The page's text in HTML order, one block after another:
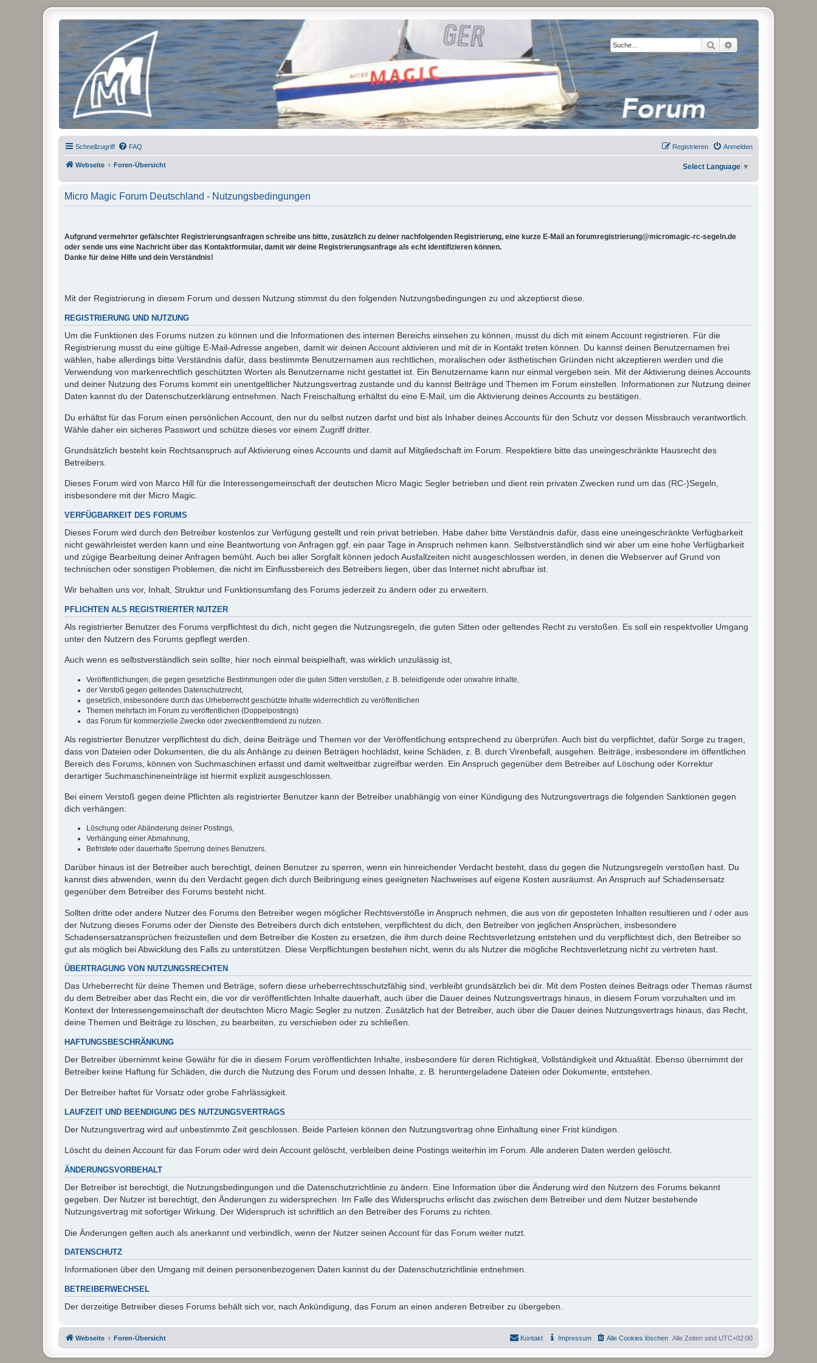
Suche Erweiterte Suche
Micro Magic Forum Deutschland
Schnellzugriff FAQ Anmelden
Registrieren
Webseite Foren-Übersicht Select Language ▼
Micro Magic Forum Deutschland - Nutzungsbedingungen
Aufgrund vermehrter gefälschter Registrierungsanfragen schreibe uns bitte, zusätzlich zu deiner nachfolgenden Registrierung, eine kurze E-Mail an forumregistrierung@micromagic-rc-segeln.de
oder sende uns eine Nachricht über das Kontaktformular, damit wir deine Registrierungsanfrage als echt identifizieren können.
Danke für deine Hilfe und dein Verständnis!
Mit der Registrierung in diesem Forum und dessen Nutzung stimmst du den folgenden Nutzungsbedingungen zu und akzeptierst diese.
REGISTRIERUNG UND NUTZUNG
Um die Funktionen des Forums nutzen zu können und die Informationen des internen Bereichs einsehen zu können, musst du dich mit einem Account registrieren. Für die
Registrierung musst du eine gültige E-Mail-Adresse angeben, damit wir deinen Account aktivieren und mit dir in Kontakt treten können. Du kannst deinen Benutzernamen frei
wählen, habe allerdings bitte Verständnis dafür, dass bestimmte Benutzernamen aus rechtlichen, moralischen oder ästhetischen Gründen nicht akzeptieren werden und die
Verwendung von markenrechtlich geschützten Worten als Benutzername nicht gestattet ist. Ein Benutzername kann nur einmal vergeben sein. Mit der Aktivierung deines Accounts
und deiner Nutzung des Forums kommt ein unentgeltlicher Nutzungsvertrag zustande und du kannst Beiträge und Themen im Forum einstellen. Informationen zur Nutzung deiner
Daten kannst du der Datenschutzerklärung entnehmen. Nach Freischaltung erhältst du eine E-Mail, um die Aktivierung deines Accounts zu bestätigen.
Du erhältst für das Forum einen persönlichen Account, den nur du selbst nutzen darfst und bist als Inhaber deines Accounts für den Schutz vor dessen Missbrauch verantwortlich.
Wähle daher ein sicheres Passwort und schütze dieses vor einem Zugriff dritter.
Grundsätzlich besteht kein Rechtsanspruch auf Aktivierung eines Accounts und damit auf Mitgliedschaft im Forum. Respektiere bitte das uneingeschränkte Hausrecht des
Betreibers.
Dieses Forum wird von Marco Hill für die Interessengemeinschaft der deutschen Micro Magic Segler betrieben und dient rein privaten Zwecken rund um das (RC-)Segeln,
insbesondere mit der Micro Magic.
VERFÜGBARKEIT DES FORUMS
Dieses Forum wird durch den Betreiber kostenlos zur Verfügung gestellt und rein privat betrieben. Habe daher bitte Verständnis dafür, dass eine uneingeschränkte Verfügbarkeit
nicht gewährleistet werden kann und eine Beantwortung von Anfragen ggf. ein paar Tage in Anspruch nehmen kann. Selbstverständlich sind wir aber um eine hohe Verfügbarkeit
und zügige Bearbeitung deiner Anfragen bemüht. Auch bei aller Sorgfalt können jedoch Ausfallzeiten nicht ausgeschlossen werden, in denen die Webserver auf Grund von
technischen oder sonstigen Problemen, die nicht im Einflussbereich des Betreibers liegen, über das Internet nicht abrufbar ist.
Wir behalten uns vor, Inhalt, Struktur und Funktionsumfang des Forums jederzeit zu ändern oder zu erweitern.
PFLICHTEN ALS REGISTRIERTER NUTZER
Als registrierter Benutzer des Forums verpflichtest du dich, nicht gegen die Nutzungsregeln, die guten Sitten oder geltendes Recht zu verstoßen. Es soll ein respektvoller Umgang
unter den Nutzern des Forums gepflegt werden.
Auch wenn es selbstverständlich sein sollte, hier noch einmal beispielhaft, was wirklich unzulässig ist,
Veröffentlichungen, die gegen gesetzliche Bestimmungen oder die guten Sitten verstoßen, z. B. beleidigende oder unwahre Inhalte,
der Verstoß gegen geltendes Datenschutzrecht,
gesetzlich, insbesondere durch das Urheberrecht geschützte Inhalte widerrechtlich zu veröffentlichen
Themen mehrfach im Forum zu veröffentlichen (Doppelpostings)
das Forum für kommerzielle Zwecke oder zweckentfremdend zu nutzen.
Als registrierter Benutzer verpflichtest du dich, deine Beiträge und Themen vor der Veröffentlichung entsprechend zu überprüfen. Auch bist du verpflichtet, dafür Sorge zu tragen,
dass von Dateien oder Dokumenten, die du als Anhänge zu deinen Beträgen hochlädst, keine Schäden, z. B. durch Virenbefall, ausgehen. Beiträge, insbesondere im öffentlichen
Bereich des Forums, können von Suchmaschinen erfasst und damit weltweitbar zugreifbar werden. Ein Anspruch gegenüber dem Betreiber auf Löschung oder Korrektur
derartiger Suchmaschineneinträge ist hiermit explizit ausgeschlossen.
Bei einem Verstoß gegen deine Pflichten als registrierter Benutzer kann der Betreiber unabhängig von einer Kündigung des Nutzungsvertrags die folgenden Sanktionen gegen
dich verhängen:
Löschung oder Abänderung deiner Postings,
Verhängung einer Abmahnung,
Befristete oder dauerhafte Sperrung deines Benutzers.
Darüber hinaus ist der Betreiber auch berechtigt, deinen Benutzer zu sperren, wenn ein hinreichender Verdacht besteht, dass du gegen die Nutzungsregeln verstoßen hast. Du
kannst dies abwenden, wenn du den Verdacht gegen dich durch Beibringung eines geeigneten Nachweises auf eigene Kosten ausräumst. An Anspruch auf Schadensersatz
gegenüber dem Betreiber des Forums besteht nicht.
Sollten dritte oder andere Nutzer des Forums den Betreiber wegen möglicher Rechtsverstöße in Anspruch nehmen, die aus von dir geposteten Inhalten resultieren und / oder aus
der Nutzung dieses Forums oder der Dienste des Betreibers durch dich entstehen, verpflichtest du dich, den Betreiber von jeglichen Ansprüchen, insbesondere
Schadensersatzansprüchen freizustellen und dem Betreiber die Kosten zu ersetzen, die ihm durch deine Rechtsverletzung entstehen und du verpflichtest dich, den Betreiber so
gut als möglich bei Abwicklung des Falls zu unterstützen. Diese Verpflichtungen bestehen nicht, wenn du als Nutzer die mögliche Rechtsverletzung nicht zu vertreten hast.
ÜBERTRAGUNG VON NUTZUNGSRECHTEN
Das Urheberrecht für deine Themen und Beträge, sofern diese urheberrechtsschutzfähig sind, verbleibt grundsätzlich bei dir. Mit dem Posten deines Beitrags oder Themas räumst
du dem Betreiber aber das Recht ein, die vor dir veröffentlichten Inhalte dauerhaft, auch über die Dauer deines Nutzungsvertrags hinaus, in diesem Forum vorzuhalten und im
Kontext der Interessengemeinschaft der deutschten Micro Magic Segler zu nutzen. Zusätzlich hat der Betreiber, auch über die Dauer deines Nutzungsvertrags hinaus, das Recht,
deine Themen und Beiträge zu löschen, zu bearbeiten, zu verschieben oder zu schließen.
HAFTUNGSBESCHRÄNKUNG
Der Betreiber übernimmt keine Gewähr für die in diesem Forum veröffentlichten Inhalte, insbesondere für deren Richtigkeit, Vollständigkeit und Aktualität. Ebenso übernimmt der
Betreiber keine Haftung für Schäden, die durch die Nutzung des Forum und dessen Inhalte, z. B. heruntergeladene Dateien oder Dokumente, entstehen.
Der Betreiber haftet für Vorsatz oder grobe Fahrlässigkeit.
LAUFZEIT UND BEENDIGUNG DES NUTZUNGSVERTRAGS
Der Nutzungsvertrag wird auf unbestimmte Zeit geschlossen. Beide Parteien können den Nutzungsvertrag ohne Einhaltung einer Frist kündigen.
Löscht du deinen Account für das Forum oder wird dein Account gelöscht, verbleiben deine Postings weiterhin im Forum. Alle anderen Daten werden gelöscht.
ÄNDERUNGSVORBEHALT
Der Betreiber ist berechtigt, die Nutzungsbedingungen und die Datenschutzrichtlinie zu ändern. Eine Information über die Änderung wird den Nutzern des Forums bekannt
gegeben. Der Nutzer ist berechtigt, den Änderungen zu widersprechen. Im Falle des Widerspruchs erlischt das zwischen dem Betreiber und dem Nutzer bestehende
Nutzungsvertrag mit sofortiger Wirkung. Der Widerspruch ist schriftlich an den Betreiber des Forums zu richten.
Die Änderungen gelten auch als anerkannt und verbindlich, wenn der Nutzer seinen Account für das Forum weiter nutzt.
DATENSCHUTZ
Informationen über den Umgang mit deinen personenbezogenen Daten kannst du der Datenschutzrichtlinie entnehmen.
BETREIBERWECHSEL
Der derzeitige Betreiber dieses Forums behält sich vor, nach Ankündigung, das Forum an einen anderen Betreiber zu übergeben.
Webseite Foren-Übersicht Alle Zeiten sind UTC+02:00
Alle Cookies löschen
Impressum
Kontakt